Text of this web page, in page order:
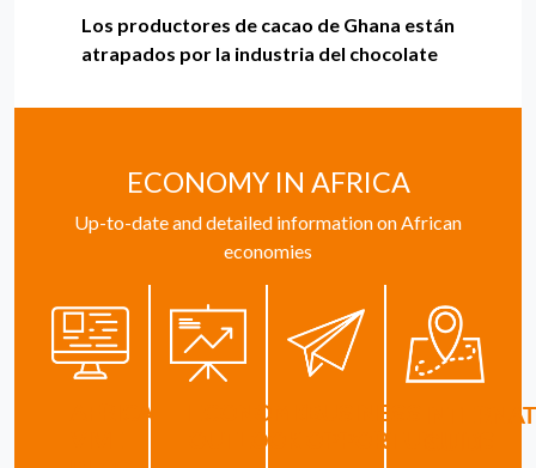
Los productores de cacao de Ghana están
atrapados por la industria del chocolate
ECONOMY IN AFRICA
Up-to-date and detailed information on African
economies
AFRICA
ECONOMIC
OUTLOOK
BUSINESS
OPPORTUNITIES